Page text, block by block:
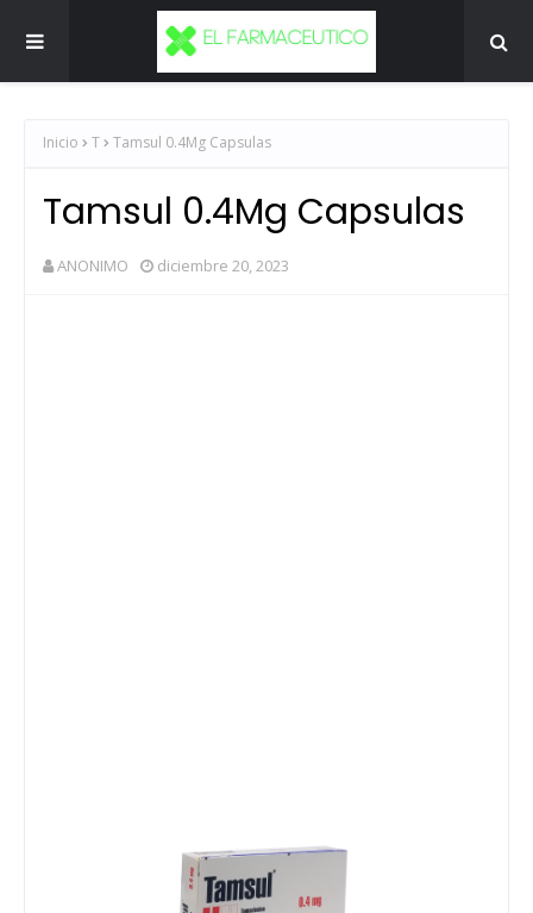
Inicio T Tamsul 0.4Mg Capsulas
Tamsul 0.4Mg Capsulas
ANONIMO diciembre 20, 2023